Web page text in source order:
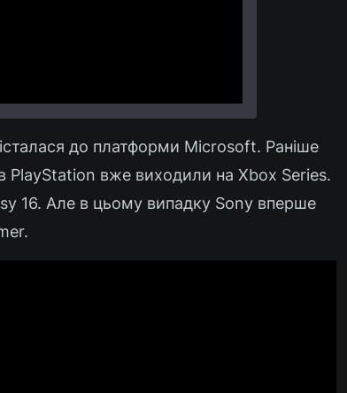
до платформи Microsoft. Раніше
PlayStation вже виходили на Xbox Series.
16. Але в цьому випадку Sony вперше